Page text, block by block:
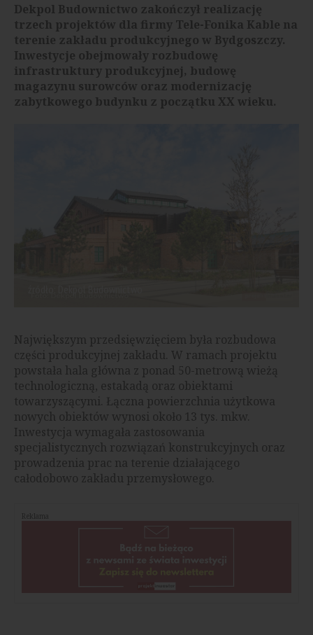
Dekpol Budownictwo zakończył realizację
trzech projektów dla firmy Tele-Fonika Kable na
terenie zakładu produkcyjnego w Bydgoszczy.
Inwestycje obejmowały rozbudowę
infrastruktury produkcyjnej, budowę
magazynu surowców oraz modernizację
zabytkowego budynku z początku XX wieku.
Największym przedsięwzięciem była rozbudowa
części produkcyjnej zakładu. W ramach projektu
powstała hala główna z ponad 50-metrową wieżą
technologiczną, estakadą oraz obiektami
towarzyszącymi. Łączna powierzchnia użytkowa
nowych obiektów wynosi około 13 tys. mkw.
Inwestycja wymagała zastosowania
specjalistycznych rozwiązań konstrukcyjnych oraz
prowadzenia prac na terenie działającego
całodobowo zakładu przemysłowego.
Reklama